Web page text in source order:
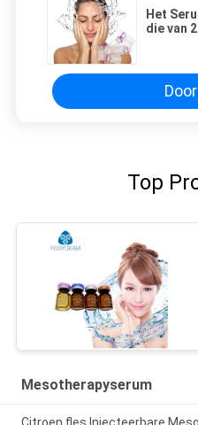
Het
die van
Top
Mesotherapyserum